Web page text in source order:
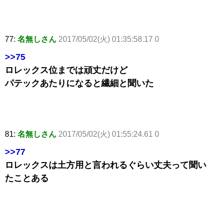
77: 名無しさん 2017/05/02(火) 01:35:58.17 0
>>75
ロレックス位までは頑丈だけど
パテックあたりになると繊細と聞いた
81: 名無しさん 2017/05/02(火) 01:55:24.61 0
>>77
ロレックスは土方用と言われるぐらい丈夫って聞い
たことある